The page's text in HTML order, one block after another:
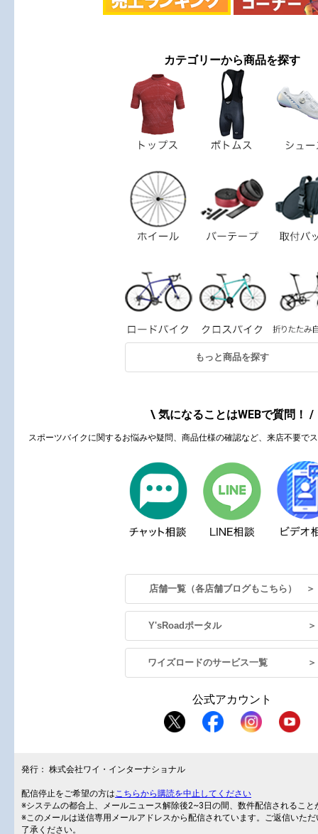
カテゴリーから商品を探す
もっと商品を探す
\ 気になることはWEBで質問！ /
スポーツバイクに関するお悩みや疑問、商品仕様の確認など、来店不要で
店舗一覧（各店舗ブログもこちら） ＞
Y'sRoadポータル ＞
ワイズロードのサービス一覧 ＞
公式アカウント
発行： 株式会社ワイ・インターナショナル
配信停止をご希望の方はこちらから購読を中止してください
※システムの都合上、メールニュース解除後2~3日の間、数件配信されること
※このメールは送信専用メールアドレスから配信されています。ご返信いた
了承ください。